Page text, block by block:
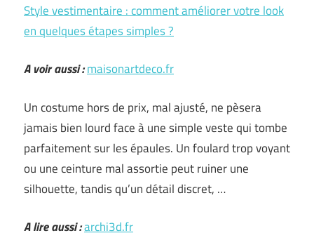
Style vestimentaire : comment améliorer votre look
en quelques étapes simples ?
A voir aussi :maisonartdeco.fr
Un costume hors de prix, mal ajusté, ne pèsera
jamais bien lourd face à une simple veste qui tombe
parfaitement sur les épaules. Un foulard trop voyant
ou une ceinture mal assortie peut ruiner une
silhouette, tandis qu’un détail discret, …
A lire aussi :archi3d.fr